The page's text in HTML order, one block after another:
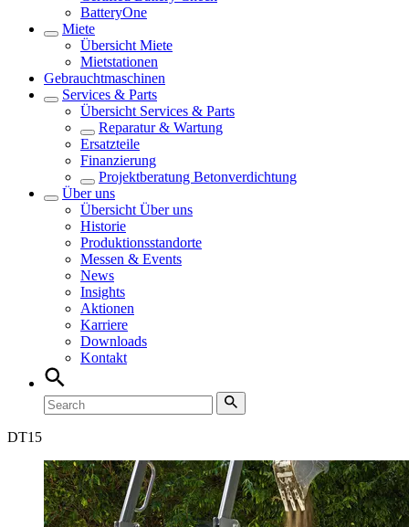
BatteryOne
Miete
Übersicht Miete
Mietstationen
Gebrauchtmaschinen
Services & Parts
Übersicht Services & Parts
Reparatur & Wartung
Ersatzteile
Finanzierung
Projektberatung Betonverdichtung
Über uns
Übersicht Über uns
Historie
Produktionsstandorte
Messen & Events
News
Insights
Aktionen
Karriere
Downloads
Kontakt
DT15